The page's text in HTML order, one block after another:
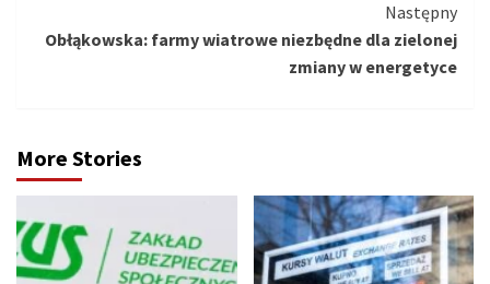
Następny
Obłąkowska: farmy wiatrowe niezbędne dla zielonej
zmiany w energetyce
More Stories